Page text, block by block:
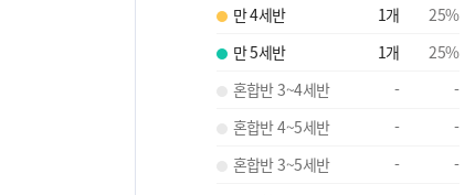
만 4세반
1개 25%
만 5세반
1개 25%
혼합반 3~4세반
-
-
혼합반 4~5세반
-
-
혼합반 3~5세반
-
-